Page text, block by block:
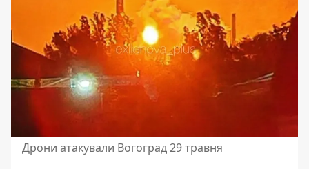
Дрони атакували Вогоград 29 травня